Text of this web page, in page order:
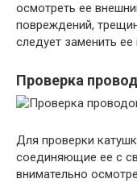
осмотреть ее
повреждений,
следует заменить
Проверка
Для проверки
соединяющие ее с
внимательно